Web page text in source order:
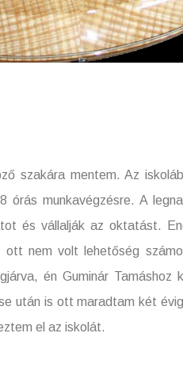
szakára mentem. Az
munkavégzésre. A
és vállalják az oktatást.
nem volt lehetőség
én Guminár Tamáshoz
után is ott maradtam két
el az iskolát.